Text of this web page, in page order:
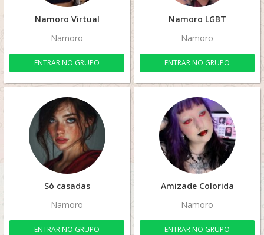
Namoro Virtual
Namoro
ENTRAR NO GRUPO
Namoro LGBT
Namoro
ENTRAR NO GRUPO
Só casadas
Namoro
ENTRAR NO GRUPO
Amizade Colorida
Namoro
ENTRAR NO GRUPO